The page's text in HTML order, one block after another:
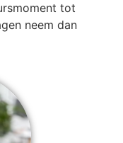
tot
neem dan